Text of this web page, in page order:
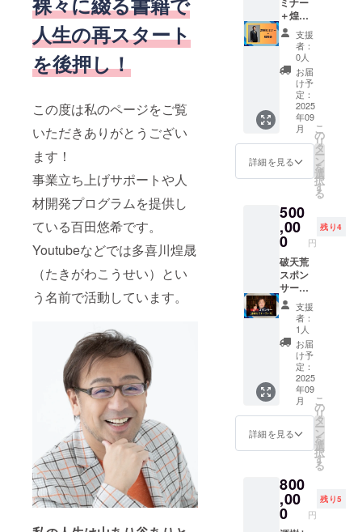
人生の再スタート
を後押し！
この度は私のページをご覧
いただきありがとうござい
ます！
事業立ち上げサポートや人
材開発プログラムを提供し
ている百田悠希です。
Youtubeなどでは多喜川煌晟
（たきがわこうせい）とい
う名前で活動しています。
をご記
入くだ
さい。
※事業紹
介の内
容につ
きまし
ては、
ご支援
者様と
別途お
打ち合
わせの
しま
す。
＋煌熈
会 24万
円相当
→20万
円！ 源
樹セミ
ナーを
ご受講
いただ
けま
す。ま
た、有
料コ
の煌熈
会（月
額5000
円）に
半年間
ご参加
いただ
けま
す。 ・
源樹セ
ミナー
につい
て 期
間：1ヶ
月の間
に3日程
実施 時
間：6時
間/1回
間） 内
容：自
分のア
イデン
支援
者：
0人
お届
け予
定：
2025
年09
月
詳細を見る
こ
の
リ
タ
ー
ン
を
選
択
す
る
500
,00
0 円
残り4
破天荒
スポン
サー
【源樹
セミ
ナー
コー
ス】
500,000
円 源
樹セミ
ナー＋
煌熈会
＋スポ
ンサー
チナ
コー
ス】＋
書籍5
支援
者：
1人
お届
け予
定：
2025
年09
月
詳細を見る
こ
の
リ
タ
ー
ン
を
選
択
す
る
800
,00
0 円
残り5